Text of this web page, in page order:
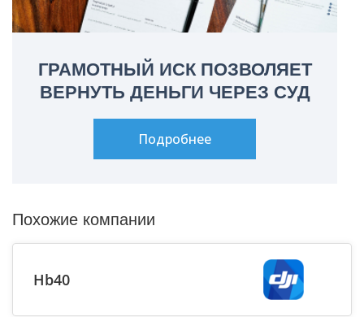
ГРАМОТНЫЙ ИСК ПОЗВОЛЯЕТ
ВЕРНУТЬ ДЕНЬГИ ЧЕРЕЗ СУД
Подробнее
Похожие компании
Hb40